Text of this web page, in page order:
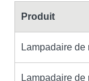
Produit
Lampadaire de
Lampadaire de